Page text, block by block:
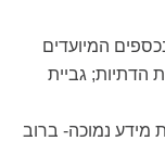
המיועדים
הדתיות; גביית
מידע נמוכה- ברוב